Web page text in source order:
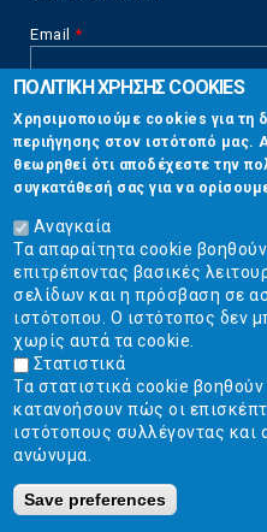
Email *
CAPTCHA
This
question is
for testing
whether or
not you are a
human visitor
and to
prevent
automated
spam
submissions.
5+2
Επικοινωνία
Στουρνάρη 17, Αθήνα 10683
2103304444
info@ekpizo.gr
www.ekpizo.gr
Δευ - Πεμ:10:00 πμ - 2:00
Σάβ - Κυρ: Κλειστά
ΠΟΛΙΤΙΚΗ ΧΡΗΣΗΣ COOKIES
Χρησιμοποιούμε cookies για τη
περιήγησης στον ιστότοπό μας.
θεωρηθεί ότι αποδέχεστε την
συγκατάθεσή σας για να
Αναγκαία
Τα απαραίτητα cookie
επιτρέποντας βασικές
σελίδων και η πρόσβαση σε
ιστότοπου. Ο ιστότοπος δεν
χωρίς αυτά τα cookie.
Στατιστικά
Τα στατιστικά cookie
κατανοήσουν πώς οι
ιστότοπους συλλέγοντας
ανώνυμα.
Save preferences